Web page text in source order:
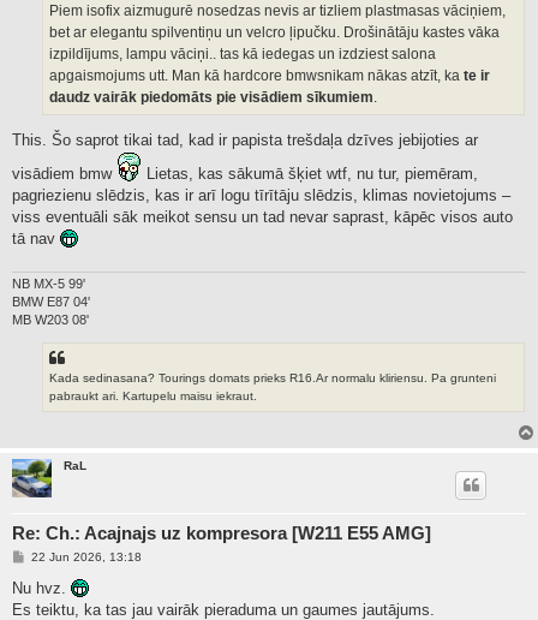
Piem isofix aizmugurē nosedzas nevis ar tizliem plastmasas vāciņiem,
bet ar elegantu spilventiņu un velcro ļipučku. Drošinātāju kastes vāka
izpildījums, lampu vāciņi.. tas kā iedegas un izdziest salona
apgaismojums utt. Man kā hardcore bmwsnikam nākas atzīt, ka te ir
daudz vairāk piedomāts pie visādiem sīkumiem.
This. Šo saprot tikai tad, kad ir papista trešdaļa dzīves jebijoties ar
visādiem bmw
Lietas, kas sākumā šķiet wtf, nu tur, piemēram,
pagriezienu slēdzis, kas ir arī logu tīrītāju slēdzis, klimas novietojums –
viss eventuāli sāk meikot sensu un tad nevar saprast, kāpēc visos auto
tā nav
NB MX-5 99'
BMW E87 04'
MB W203 08'
Kada sedinasana? Tourings domats prieks R16.Ar normalu kliriensu. Pa grunteni
pabraukt ari. Kartupelu maisu iekraut.
RaL
Re: Ch.: Acajnajs uz kompresora [W211 E55 AMG]
P
s
22 Jun 2026, 13:18
Nu hvz.
Es teiktu, ka tas jau vairāk pieraduma un gaumes jautājums.